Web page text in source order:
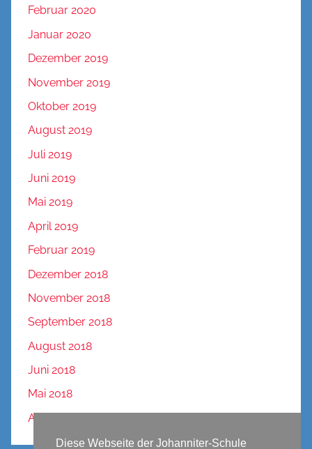
Februar 2020
Januar 2020
Dezember 2019
November 2019
Oktober 2019
August 2019
Juli 2019
Juni 2019
Mai 2019
April 2019
Februar 2019
Dezember 2018
November 2018
September 2018
August 2018
Juni 2018
Mai 2018
April 2018
Diese Webseite der Johanniter-Schule